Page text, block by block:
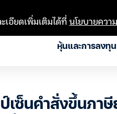
หุ้นและการลงทุน
เซ็นคำสั่งขึ้นภาษี
เอียดเพิ่มเติมได้ที่นโยบายควา